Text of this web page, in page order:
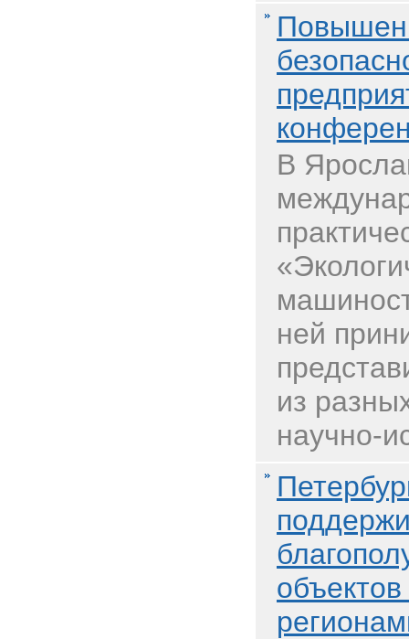
В
ней
из
научно-